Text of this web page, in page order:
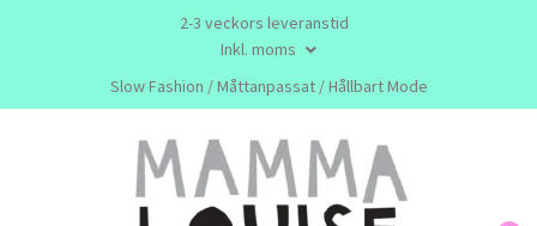
2-3 veckors leveranstid
Inkl. moms
Slow Fashion / Måttanpassat / Hållbart Mode